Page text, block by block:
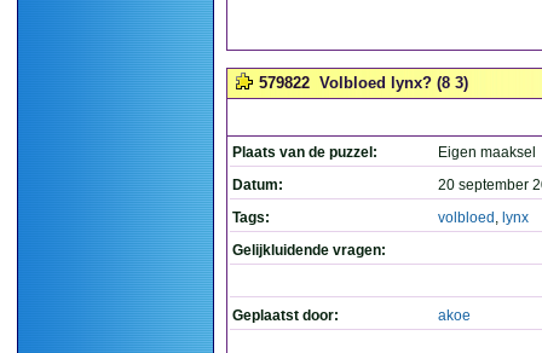
579822 Volbloed lynx? (8 3)
Plaats van de puzzel:
Eigen maaksel
Datum:
20 september
Tags:
volbloed , lynx
Gelijkluidende vragen:
Geplaatst door: akoe